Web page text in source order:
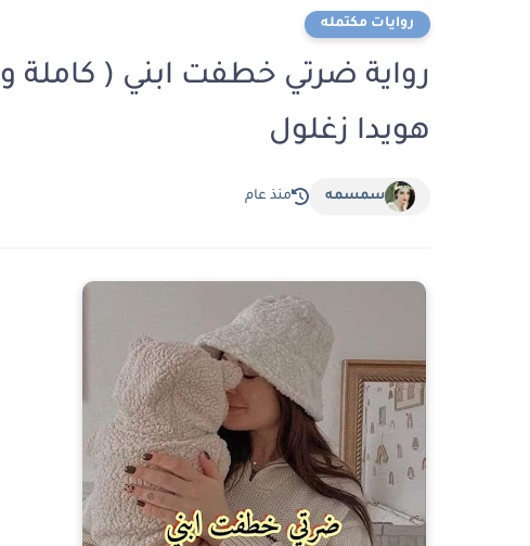
روايات مكتمله
رواية ضرتي خطفت ابني ( كاملة
هويدا زغلول
سمسمه منذ عام